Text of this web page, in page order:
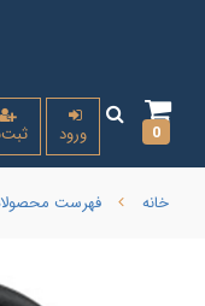
0 ورود
خانه فهرست